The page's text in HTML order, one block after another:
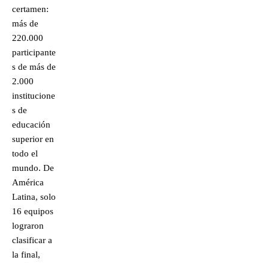
certamen:
más de
220.000
participante
s de más de
2.000
institucione
s de
educación
superior en
todo el
mundo. De
América
Latina, solo
16 equipos
lograron
clasificar a
la final,